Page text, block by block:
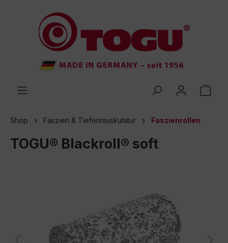
springen
Shop Faszien & Tiefenmuskulatur Faszienrollen
TOGU® Blackroll® soft